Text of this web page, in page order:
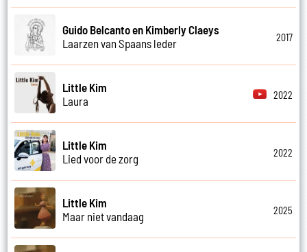
Guido Belcanto en Kimberly Claeys
Laarzen van Spaans leder
2017
Little Kim
Laura
2022
Little Kim
Lied voor de zorg
2022
Little Kim
Maar niet vandaag
2025